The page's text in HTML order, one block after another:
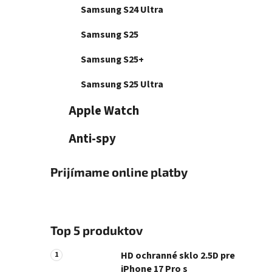
Samsung S24 Ultra
Samsung S25
Samsung S25+
Samsung S25 Ultra
Apple Watch
Anti-spy
Prijímame online platby
Top 5 produktov
HD ochranné sklo 2.5D pre
iPhone 17 Pro s